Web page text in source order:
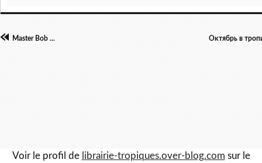
Master Bob ... Октябрь в
Voir le profil de librairie-tropiques.over-blog.com sur le